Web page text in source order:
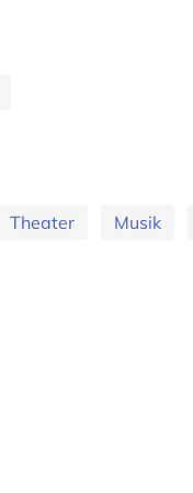
Theater Musik